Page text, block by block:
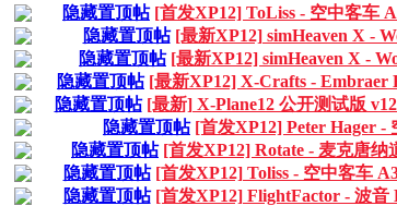
隐藏置顶帖 [首发XP12] ToLiss - 空中客车
隐藏置顶帖 [最新XP12] simHeaven X -
隐藏置顶帖 [最新XP12] simHeaven X -
隐藏置顶帖 [最新XP12] X-Crafts - Embraer
隐藏置顶帖 [最新] X-Plane12 公开测试版
隐藏置顶帖 [首发XP12] Peter Hager -
隐藏置顶帖 [首发XP12] Rotate - 麦克唐纳
隐藏置顶帖 [首发XP12] Toliss - 空中客车
隐藏置顶帖 [首发XP12] FlightFactor - 波音